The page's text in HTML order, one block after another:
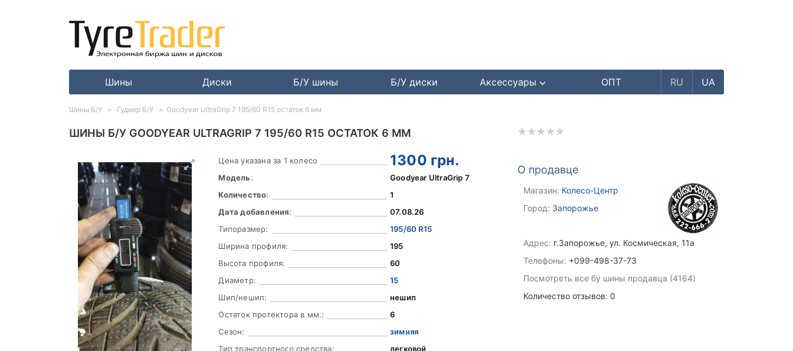
Шины Диски Б/У шины Б/У диски Аксессуары ОПТ RU UA
ШИНЫ Б/У GOODYEAR ULTRAGRIP 7 195/60 R15 ОСТАТОК 6 ММ
Цена указана за 1 колесо 1300 грн.
Модель:
Goodyear UltraGrip 7
Количество:
1
Дата добавления:
07.08.26
Типоразмер:
195/60 R15
Ширина профиля:
195
Высота профиля:
60
Диаметр:
15
Шип/нешип:
нешип
Остаток протектора в мм.:
6
Сезон:
зимняя
Тип транспортного средства:
легковой
О продавце
Магазин: Колесо-Центр
Город: Запорожье
Адрес: г.Запорожье, ул. Космическая, 11а
Телефоны: +099-498-37-73
Посмотреть все бу шины продавца (4164)
Количество отзывов: 0
Шины Б/У Гудиер Б/У Goodyear UltraGrip 7 195/60 R15 остаток 6 мм